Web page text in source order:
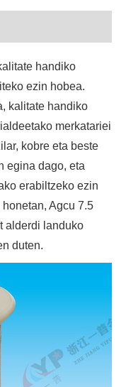
handiko
ezin hobea.
kalitate handiko
merkatariei
kobre eta beste
egina dago, eta
erabiltzeko ezin
Agcu 7.5
alderdi landuko
duten.